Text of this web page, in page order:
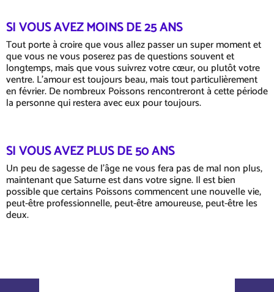
SI VOUS AVEZ MOINS DE 25 ANS
Tout porte à croire que vous allez passer un super moment et
que vous ne vous poserez pas de questions souvent et
longtemps, mais que vous suivrez votre cœur, ou plutôt votre
ventre. L'amour est toujours beau, mais tout particulièrement
en février. De nombreux Poissons rencontreront à cette période
la personne qui restera avec eux pour toujours.
SI VOUS AVEZ PLUS DE 50 ANS
Un peu de sagesse de l'âge ne vous fera pas de mal non plus,
maintenant que Saturne est dans votre signe. Il est bien
possible que certains Poissons commencent une nouvelle vie,
peut-être professionnelle, peut-être amoureuse, peut-être les
deux.